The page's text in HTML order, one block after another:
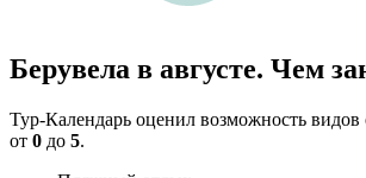
Берувела в августе. Чем
Тур-Календарь оценил возможность
от 0 до 5.